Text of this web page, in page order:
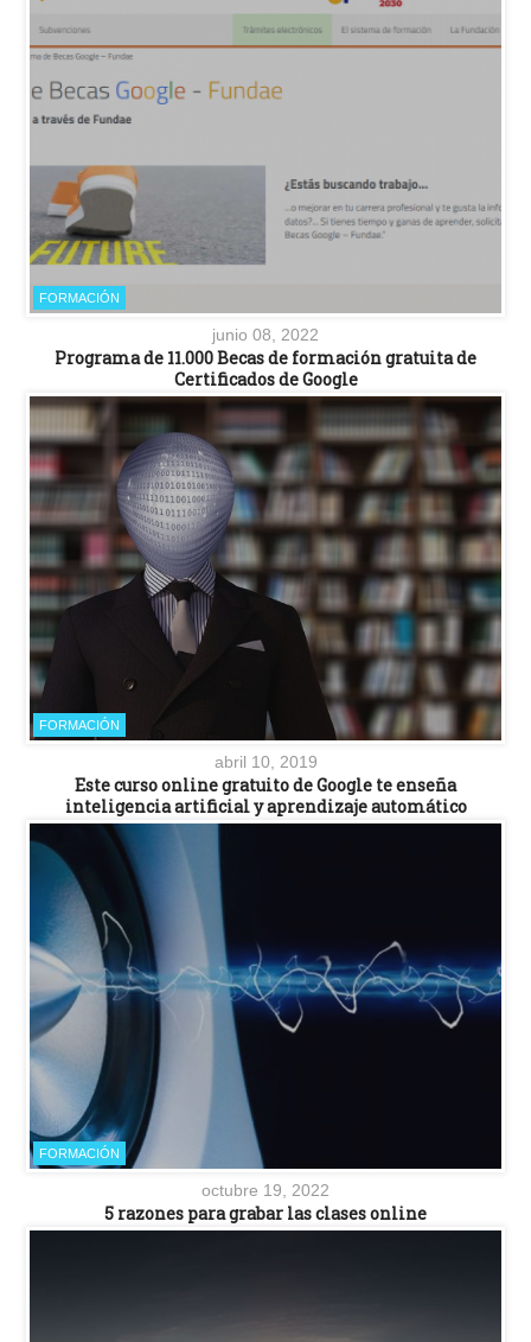
FORMACIÓN
junio 08, 2022
Programa de 11.000 Becas de formación gratuita de
Certificados de Google
FORMACIÓN
abril 10, 2019
Este curso online gratuito de Google te enseña
inteligencia artificial y aprendizaje automático
FORMACIÓN
octubre 19, 2022
5 razones para grabar las clases online